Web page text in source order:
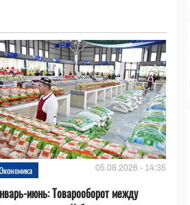
Экономика 05.08.2026 - 14:35
июнь: Товарооборот между